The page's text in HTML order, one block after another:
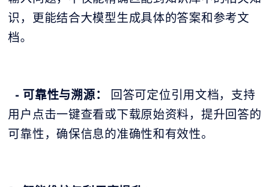
识，更能结合大模型生成具体的答案和参考文
档。
- 可靠性与溯源：
回答可定位引用文档，支持
用户点击一键查看或下载原始资料，提升回答的
可靠性，确保信息的准确性和有效性。